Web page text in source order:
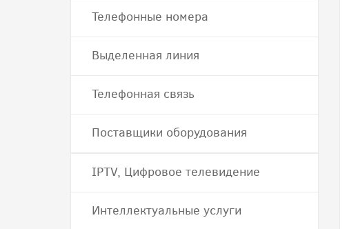
Телефонные номера
Выделенная линия
Телефонная связь
Поставщики оборудования
IPTV, Цифровое телевидение
Интеллектуальные услуги